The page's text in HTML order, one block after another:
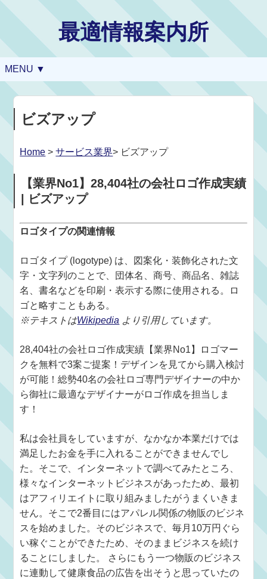
最適情報案内所
MENU ▼
ビズアップ
Home >サービス業界> ビズアップ
【業界No1】28,404社の会社ロゴ作成実績
| ビズアップ
ロゴタイプの関連情報
ロゴタイプ (logotype) は、図案化・装飾化された文
字・文字列のことで、団体名、商号、商品名、雑誌
名、書名などを印刷・表示する際に使用される。ロ
ゴと略すこともある。
※テキストはWikipedia より引用しています。
28,404社の会社ロゴ作成実績【業界No1】ロゴマー
クを無料で3案ご提案！デザインを見てから購入検討
が可能！総勢40名の会社ロゴ専門デザイナーの中か
ら御社に最適なデザイナーがロゴ作成を担当しま
す！
私は会社員をしていますが、なかなか本業だけでは
満足したお金を手に入れることができませんでし
た。そこで、インターネットで調べてみたところ、
様々なインターネットビジネスがあったため、最初
はアフィリエイトに取り組みましたがうまくいきま
せん。そこで2番目にはアパレル関係の物販のビジネ
スを始めました。そのビジネスで、毎月10万円ぐら
い稼ぐことができたため、そのままビジネスを続け
ることにしました。 さらにもう一つ物販のビジネス
に連動して健康食品の広告を出そうと思っていたの